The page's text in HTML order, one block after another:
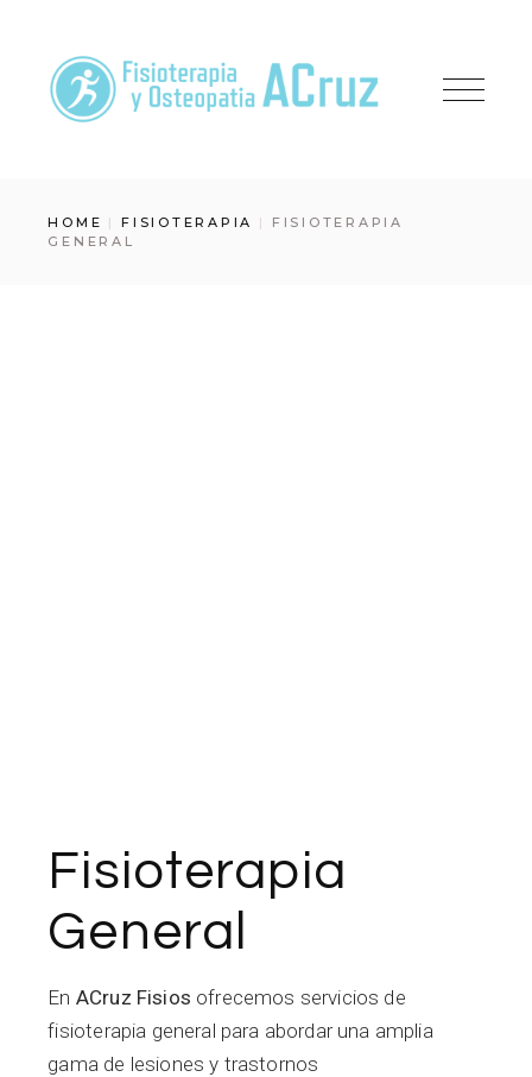
content
HOME FISIOTERAPIA
FISIOTERAPIA
GENERAL
Fisioterapia
General
En ACruz Fisios ofrecemos servicios de
fisioterapia general para abordar una amplia
gama de lesiones y trastornos